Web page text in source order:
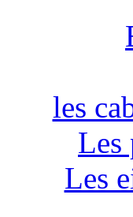
les
Les
Les